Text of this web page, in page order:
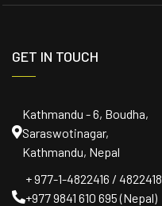
GET IN TOUCH
Kathmandu - 6, Boudha,
Saraswotinagar,
Kathmandu, Nepal
+ 977-1-4822416 / 4822418
+977 9841 610 695 (Nepal)